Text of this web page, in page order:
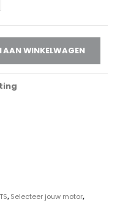
AAN WINKELWAGEN
,Selecteer jouw motor,